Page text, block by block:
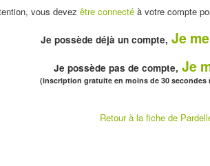
vous devez être connectéà votre compte
Je possède déjà un compte, Je
Je possède pas de compte, Je
(inscription gratuite en moins de 30 secondes
Retour à la fiche de